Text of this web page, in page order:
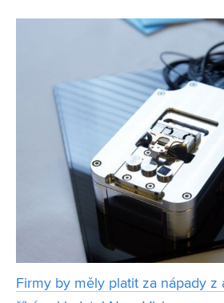
technologií. Za návrh vlastního
Firmy by měly platit za nápady z